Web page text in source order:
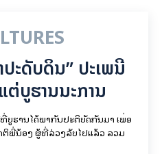
ະດັບດິນ” ປະເພນີ
ບູຮານນະການ
ບູຮານໄດ້ພາກັນປະຕິບັດກັນມາ ເພື່ອ
ພີ່ນ້ອງ ຜູ້ທີ່ລ່ວງລັບໄປແລ້ວ ລວມ